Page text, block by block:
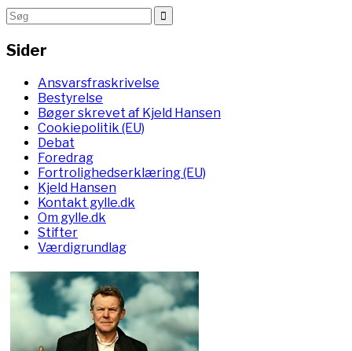
Sider
Ansvarsfraskrivelse
Bestyrelse
Bøger skrevet af Kjeld Hansen
Cookiepolitik (EU)
Debat
Foredrag
Fortrolighedserklæring (EU)
Kjeld Hansen
Kontakt gylle.dk
Om gylle.dk
Stifter
Værdigrundlag